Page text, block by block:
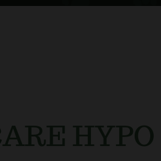
HYPO